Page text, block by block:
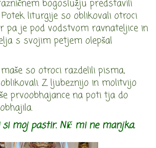
bogoslužju predstavili
liturgije so oblikovali otroci
pa je pod vodstvom ravnateljice in
s svojim petjem olepšal
so otroci razdelili pisma,
Z ljubeznijo in molitvijo
prvoobhajance na poti tja do
si moj pastir. Nič mi ne manjka.